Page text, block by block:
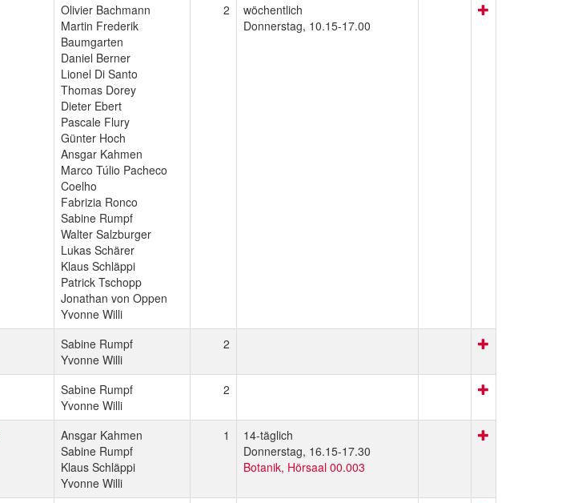
Olivier Bachmann
Martin Frederik
Baumgarten
Daniel Berner
Lionel Di Santo
Thomas Dorey
Dieter Ebert
Pascale Flury
Günter Hoch
Ansgar Kahmen
Marco Túlio Pacheco
Coelho
Fabrizia Ronco
Sabine Rumpf
Walter Salzburger
Lukas Schärer
Klaus Schläppi
Patrick Tschopp
Jonathan von Oppen
Yvonne Willi
2
wöchentlich
Donnerstag, 10.15-17.00
Sabine Rumpf
Yvonne Willi
2
Sabine Rumpf
Yvonne Willi
2
Ansgar Kahmen
Sabine Rumpf
Klaus Schläppi
Yvonne Willi
1
14-täglich
Donnerstag, 16.15-17.30
Botanik, Hörsaal 00.003